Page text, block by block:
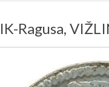
Ragusa,